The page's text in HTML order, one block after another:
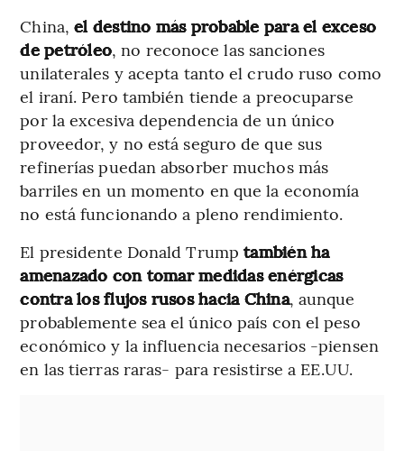
China,el destino más probable para el exceso
de petróleo, no reconoce las sanciones
unilaterales y acepta tanto el crudo ruso como
el iraní. Pero también tiende a preocuparse
por la excesiva dependencia de un único
proveedor, y no está seguro de que sus
refinerías puedan absorber muchos más
barriles en un momento en que la economía
no está funcionando a pleno rendimiento.
El presidente Donald Trumptambién ha
amenazado con tomar medidas enérgicas
contra los flujos rusos hacia China, aunque
probablemente sea el único país con el peso
económico y la influencia necesarios -piensen
en las tierras raras- para resistirse a EE.UU.